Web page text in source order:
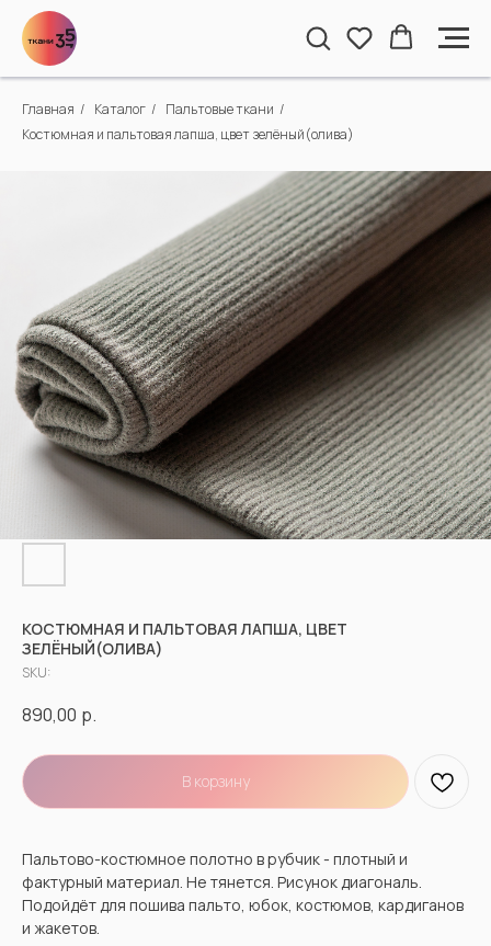
Главная / Каталог / Пальтовые ткани /
Костюмная и пальтовая лапша, цвет зелёный(олива)
КОСТЮМНАЯ И ПАЛЬТОВАЯ ЛАПША, ЦВЕТ
ЗЕЛЁНЫЙ(ОЛИВА)
SKU:
890,00 р.
В корзину
Пальтово-костюмное полотно в рубчик - плотный и
фактурный материал. Не тянется. Рисунок диагональ.
Подойдёт для пошива пальто, юбок, костюмов, кардиганов
и жакетов.